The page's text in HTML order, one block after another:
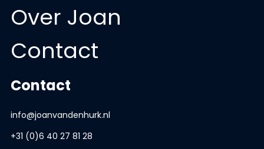
Over Joan
Contact
Contact
info@joanvandenhurk.nl
+31 (0)6 40 27 81 28